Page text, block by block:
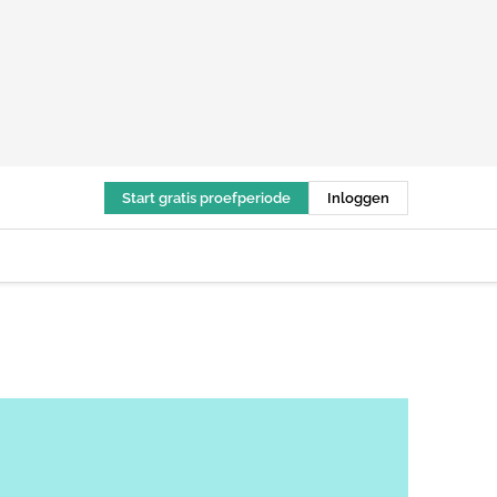
Start gratis proefperiode Inloggen